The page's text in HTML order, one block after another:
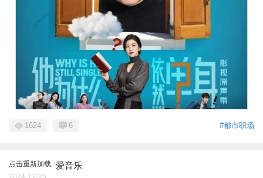
#都市职场
1624 6
点击重新加载 爱音乐